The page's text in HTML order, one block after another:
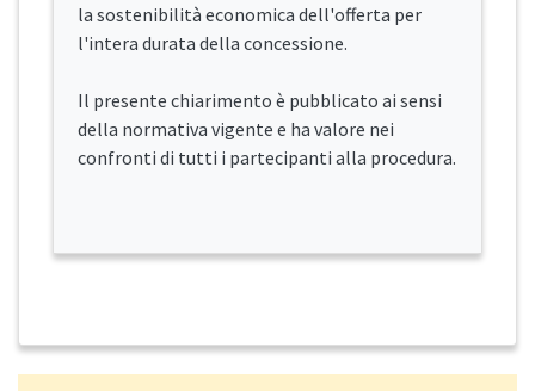
la sostenibilità economica dell'offerta per
l'intera durata della concessione.
Il presente chiarimento è pubblicato ai sensi
della normativa vigente e ha valore nei
confronti di tutti i partecipanti alla procedura.